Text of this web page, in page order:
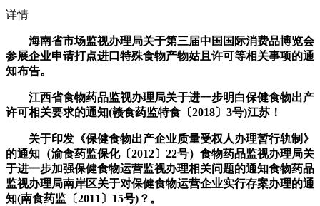
详情
海南省市场监视办理局关于第三届中国国际消费品博览会
参展企业申请打点进口特殊食物产物姑且许可等相关事项的通
知布告。
江西省食物药品监视办理局关于进一步明白保健食物出产
许可相关要求的通知(赣食药监特食〔2018〕3号)江苏！
关于印发《保健食物出产企业质量受权人办理暂行轨制》
的通知（渝食药监保化〔2012〕22号）食物药品监视办理局关
于进一步加强保健食物运营监视办理相关问题的通知食物药品
监视办理局南岸区关于对保健食物运营企业实行存案办理的通
知(南食药监〔2011〕15号)？。